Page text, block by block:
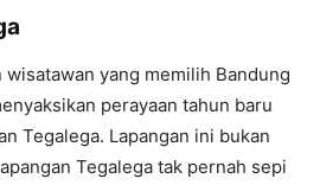
wisatawan yang memilih Bandung
perayaan tahun baru
Tegalega. Lapangan ini bukan
Tegalega tak pernah sepi